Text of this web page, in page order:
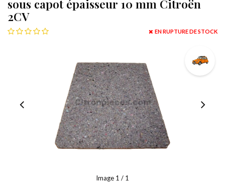
sous capot épaisseur 10 mm Citroën
2CV
EN RUPTURE DE STOCK
Image 1 / 1